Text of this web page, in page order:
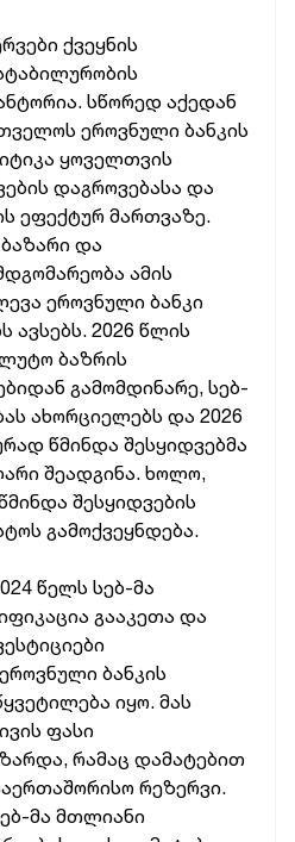
ქვეყნის
სწორედ აქედან
ეროვნული ბანკის
ყოველთვის
დაგროვებასა და
ეფექტურ მართვაზე.
და
ამის
ეროვნული ბანკი
ავსებს. 2026 წლის
ბაზრის
გამომდინარე, სებ-
ახორციელებს და 2026
წმინდა შესყიდვებმა
შეადგინა. ხოლო,
შესყიდვების
გამოქვეყნდება.
წელს სებ-მა
გააკეთა და
ბანკის
იყო. მას
ფასი
რამაც დამატებით
რეზერვი.
მა მთლიანი